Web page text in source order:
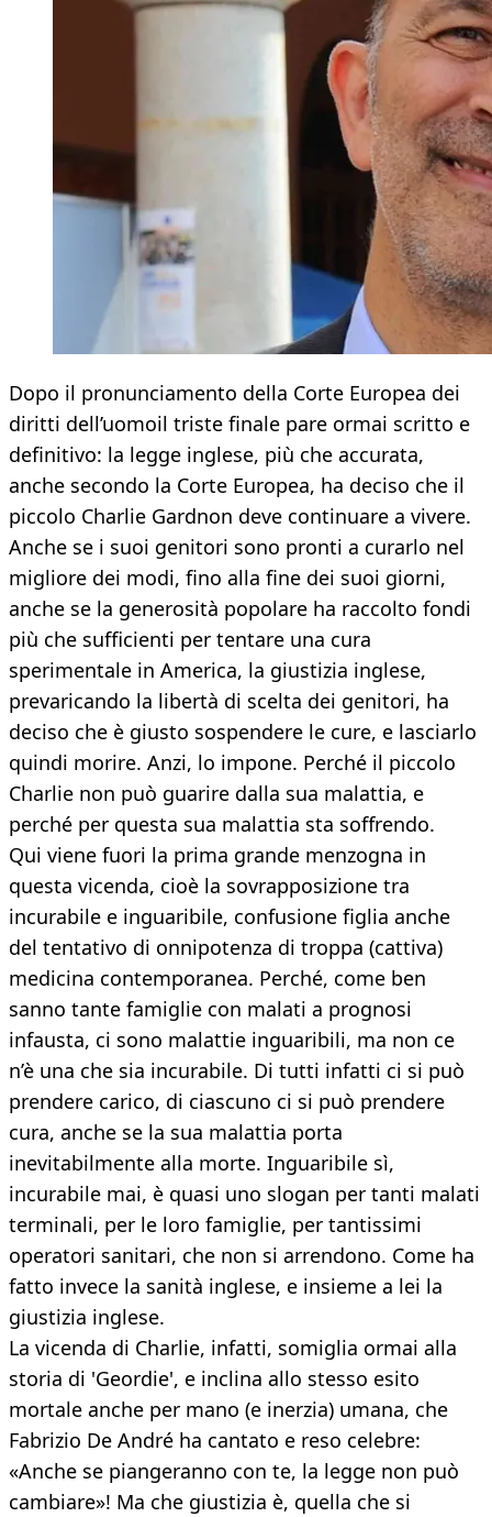
Dopo il pronunciamento della Corte Europea dei
diritti dell’uomoil triste finale pare ormai scritto e
definitivo: la legge inglese, più che accurata,
anche secondo la Corte Europea, ha deciso che il
piccolo Charlie Gardnon deve continuare a vivere.
Anche se i suoi genitori sono pronti a curarlo nel
migliore dei modi, fino alla fine dei suoi giorni,
anche se la generosità popolare ha raccolto fondi
più che sufficienti per tentare una cura
sperimentale in America, la giustizia inglese,
prevaricando la libertà di scelta dei genitori, ha
deciso che è giusto sospendere le cure, e lasciarlo
quindi morire. Anzi, lo impone. Perché il piccolo
Charlie non può guarire dalla sua malattia, e
perché per questa sua malattia sta soffrendo.
Qui viene fuori la prima grande menzogna in
questa vicenda, cioè la sovrapposizione tra
incurabile e inguaribile, confusione figlia anche
del tentativo di onnipotenza di troppa (cattiva)
medicina contemporanea. Perché, come ben
sanno tante famiglie con malati a prognosi
infausta, ci sono malattie inguaribili, ma non ce
n’è una che sia incurabile. Di tutti infatti ci si può
prendere carico, di ciascuno ci si può prendere
cura, anche se la sua malattia porta
inevitabilmente alla morte. Inguaribile sì,
incurabile mai, è quasi uno slogan per tanti malati
terminali, per le loro famiglie, per tantissimi
operatori sanitari, che non si arrendono. Come ha
fatto invece la sanità inglese, e insieme a lei la
giustizia inglese.
La vicenda di Charlie, infatti, somiglia ormai alla
storia di 'Geordie', e inclina allo stesso esito
mortale anche per mano (e inerzia) umana, che
Fabrizio De André ha cantato e reso celebre:
«Anche se piangeranno con te, la legge non può
cambiare»! Ma che giustizia è, quella che si